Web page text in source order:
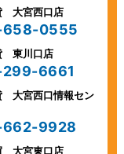
大宮西口店
0555
東川口店
6661
大宮西口情報セン
9928
大宮東口店